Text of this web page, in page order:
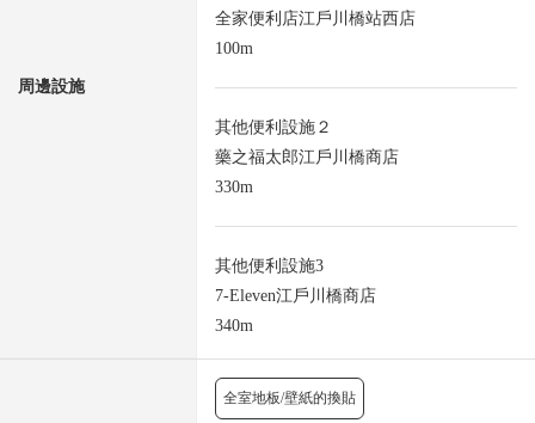
周邊設施
全家便利店江戶川橋站西店
100m
其他便利設施２
藥之福太郎江戶川橋商店
330m
其他便利設施3
7-Eleven江戶川橋商店
340m
全室地板/壁紙的換貼